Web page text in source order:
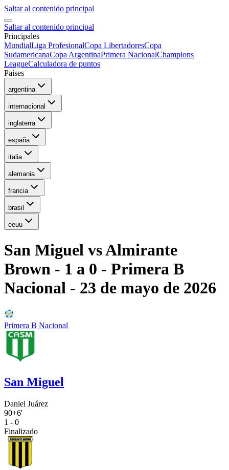
Saltar al contenido principal
Saltar al contenido principal
Principales
MundialLiga ProfesionalCopa LibertadoresCopa
SudamericanaCopa ArgentinaPrimera NacionalChampions
LeagueCalculadora de puntos
Países
argentina
internacional
inglaterra
españa
italia
alemania
francia
brasil
eeuu
San Miguel vsAlmirante
Brown - 1 a 0 - Primera B
Nacional - 23 de mayo de 2026
Primera B Nacional
San Miguel
Daniel Juárez
90+6'
1 - 0
Finalizado